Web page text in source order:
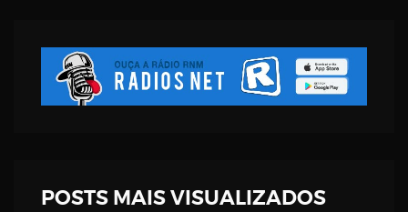
Username
POSTS MAIS VISUALIZADOS